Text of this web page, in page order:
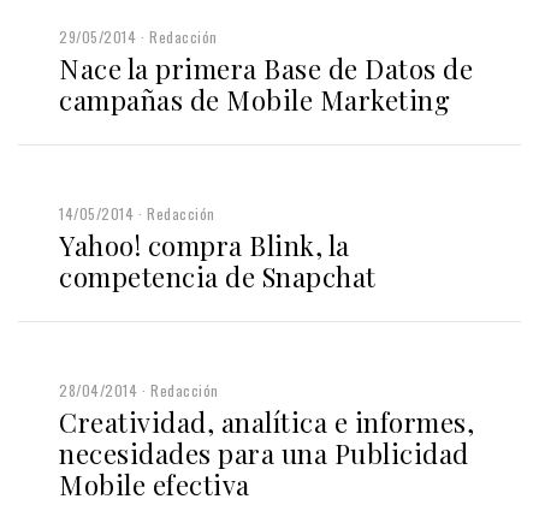
29/05/2014 Redacción
Nace la primera Base de Datos de
campañas de Mobile Marketing
14/05/2014 Redacción
Yahoo! compra Blink, la
competencia de Snapchat
28/04/2014 Redacción
Creatividad, analítica e informes,
necesidades para una Publicidad
Mobile efectiva